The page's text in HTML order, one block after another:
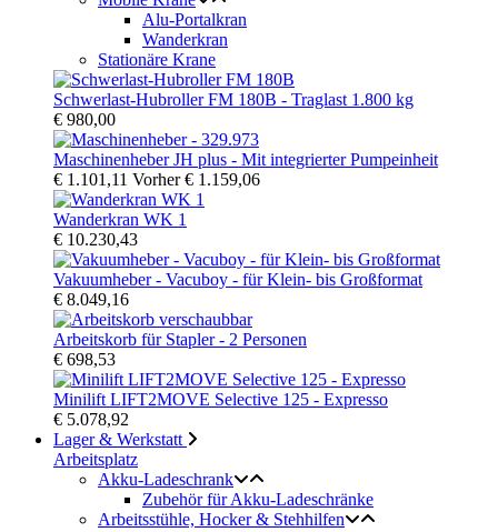
Alu-Portalkran
Wanderkran
Stationäre Krane
Schwerlast-Hubroller FM 180B - Traglast 1.800 kg
€ 980,00
Maschinenheber JH plus - Mit integrierter Pumpeinheit
€ 1.101,11 Vorher€ 1.159,06
Wanderkran WK 1
€ 10.230,43
Vakuumheber - Vacuboy - für Klein- bis Großformat
€ 8.049,16
Arbeitskorb für Stapler - 2 Personen
€ 698,53
Minilift LIFT2MOVE Selective 125 - Expresso
€ 5.078,92
Lager & Werkstatt
Arbeitsplatz
Akku-Ladeschrank
Zubehör für Akku-Ladeschränke
Arbeitsstühle, Hocker & Stehhilfen